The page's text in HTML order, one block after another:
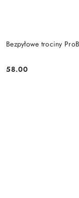
Bezpyłowe trociny
Cena:
58.00